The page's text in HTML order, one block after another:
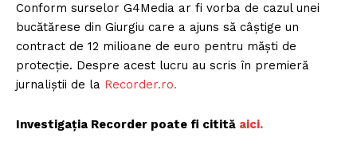
Conform surselor G4Media ar fi vorba de cazul unei
bucătărese din Giurgiu care a ajuns să câștige un
contract de 12 milioane de euro pentru măști de
protecție. Despre acest lucru au scris în premieră
jurnaliștii de la Recorder.ro.
Investigația Recorder poate fi citită aici.